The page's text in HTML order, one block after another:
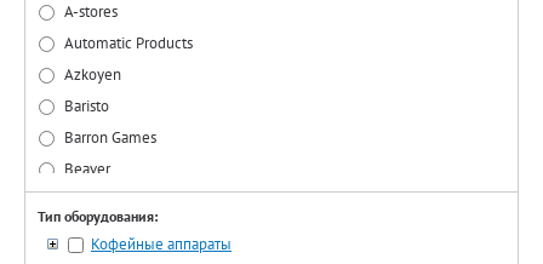
A-stores
Automatiс Products
Azkoyen
Baristo
Barron Games
Beaver
CashCode
Тип оборудования:
Кофейные аппараты